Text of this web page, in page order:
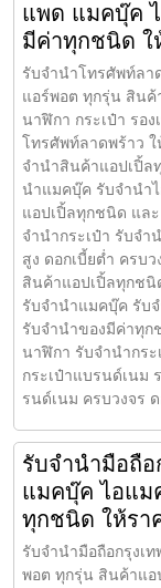
แพด แมคบุ๊ค
มีค่าทุกชนิด ใ
รับจำนำโทรศัพท์ลา
แอร์พอต ทุกรุ่น สินค้
นาฬิกา กระเป๋า รอ
โทรศัพท์ลาดพร้าว
จำนำสินค้าแอปเปิ้ล
นำแมคบุ๊ค รับจำนำ
แอปเปิ้ลทุกชนิด แล
จำนำกระเป๋า รับจำ
สูง ดอกเบี้ยต่ำ ครบ
สินค้าแอปเปิ้ลทุกชนิ
รับจำนำแมคบุ๊ค รับ
รับจำนำของมีค่าทุก
นาฬิกา รับจำนำกร
กระเป๋าแบรนด์เนม
รนด์เนม ครบวงจร ด
รับจำนำมือถือ
แมคบุ๊ค ไอแม
ทุกชนิด ให้รา
รับจำนำมือถือกรุงเ
พอต ทุกรุ่น สินค้าแอ